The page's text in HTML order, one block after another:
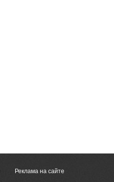
Реклама на сайте